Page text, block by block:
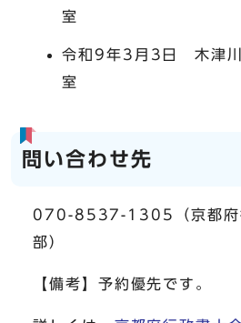
室
令和9年3月3日 木津
室
問い合わせ先
070-8537-1305（京都府
部）
【備考】予約優先です。